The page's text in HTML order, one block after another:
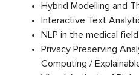
Hybrid Modelling and
Interactive Text
NLP in the medical field
Privacy Preserving
Computing /